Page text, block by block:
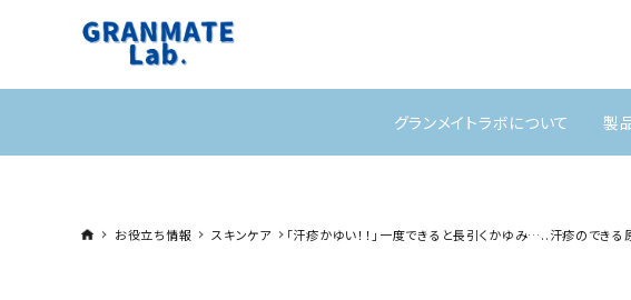
グランメイトラボについて 製
お役立ち情報 スキンケア 「汗疹かゆい！！」一度できると長引くかゆみ…..汗疹のできる